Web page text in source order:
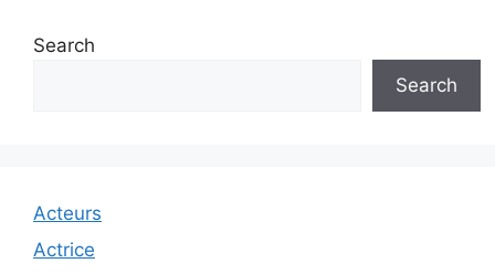
Search
Search
Acteurs
Actrice